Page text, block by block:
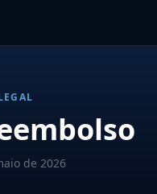
de 2026